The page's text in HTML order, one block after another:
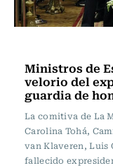
Ministros de
velorio del
guardia de
La comitiva de La
Carolina Tohá,
van Klaveren, Luis
fallecido